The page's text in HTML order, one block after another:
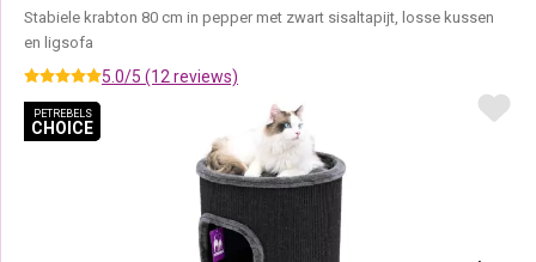
Stabiele krabton 80 cm in pepper met zwart sisaltapijt, losse kussen
en ligsofa
5.0/5 (12 reviews)
PETREBELS
CHOICEPETREBELS CHOICE
PETREBELS
CHOICEPETREBELS CHOICE